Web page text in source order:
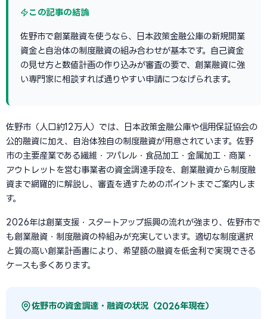
この記事の結論
佐野市で創業融資を使うなら、日本政策金融公庫の新規開業
資金と自治体の制度融資の組み合わせが基本です。自己資金
の見せ方と数値計画の作り込みが審査の要で、創業融資に強
い専門家に相談すれば通りやすい申請につなげられます。
佐野市（人口約12万人）では、日本政策金融公庫や信用保証協会の
公的融資に加え、自治体独自の制度融資が用意されています。佐野
市の主要産業である繊維・アパレル・食品加工・金属加工・商業・
アウトレットを営む事業者の資金調達手段を、創業融資から制度融
資まで網羅的に解説し、審査を通すためのポイントまでご案内しま
す。
2026年は創業支援・スタートアップ振興の流れが強まり、佐野市で
も創業融資・制度融資の枠組みが充実しています。適切な制度選択
と質の高い創業計画書により、希望額の融資を低金利で実現できる
ケースも多くあります。
佐野市の資金調達・融資の状況（2026年現在）